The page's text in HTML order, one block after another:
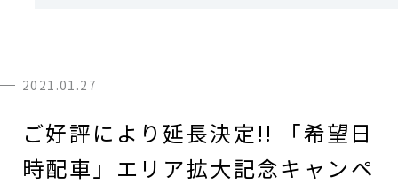
2021.01.27
ご好評により延長決定!! 「希望日
時配車」エリア拡大記念キャンペ